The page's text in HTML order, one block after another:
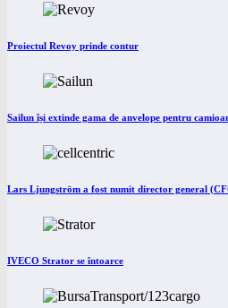
Proiectul Revoy prinde contur
Sailun își extinde gama de anvelope pentru
Lars Ljungström a fost numit director general
IVECO Strator se întoarce